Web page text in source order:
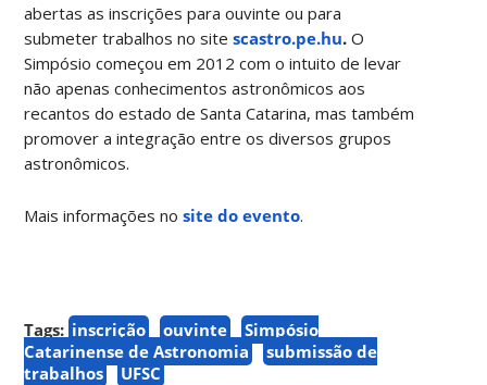
abertas as inscrições para ouvinte ou para
submeter trabalhos no sitescastro.pe.hu.O
Simpósio começou em 2012 com o intuito de levar
não apenas conhecimentos astronômicos aos
recantos do estado de Santa Catarina, mas também
promover a integração entre os diversos grupos
astronômicos.
Mais informações nosite do evento.
Tags: inscrição ouvinte
Simpósio
Catarinense de Astronomia
submissão de
trabalhos
UFSC